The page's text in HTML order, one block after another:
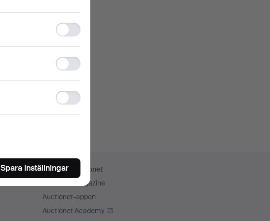
Mer från Auctionet
Auctionet Magazine
Auctionet-appen
Auctionet Academy
Functionality
storage
Statistics
storage
Ad
storage
Spara inställningar